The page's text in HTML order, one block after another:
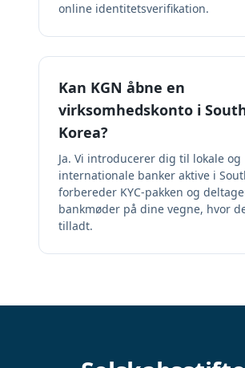
online identitetsverifikation.
Kan KGN åbne en
virksomhedskonto i
Korea?
Ja. Vi introducerer dig til lokale og
internationale banker aktive i
forbereder KYC-pakken og
bankmøder på dine vegne, hvor
tilladt.